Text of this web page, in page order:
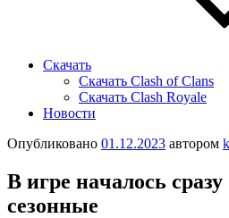
Скачать
Скачать Clash of Clans
Скачать Clash Royale
Новости
Опубликовано 01.12.2023 автором
Β игpe нaчалось
сeзoнныe